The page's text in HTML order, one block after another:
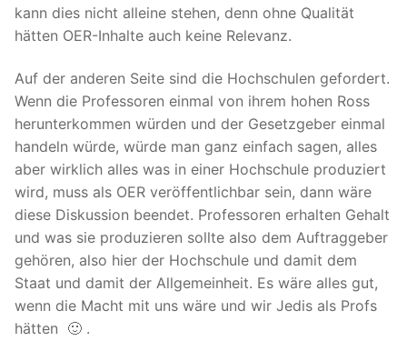
kann dies nicht alleine stehen, denn ohne Qualität
hätten OER-Inhalte auch keine Relevanz.
Auf der anderen Seite sind die Hochschulen gefordert.
Wenn die Professoren einmal von ihrem hohen Ross
herunterkommen würden und der Gesetzgeber einmal
handeln würde, würde man ganz einfach sagen, alles
aber wirklich alles was in einer Hochschule produziert
wird, muss als OER veröffentlichbar sein, dann wäre
diese Diskussion beendet. Professoren erhalten Gehalt
und was sie produzieren sollte also dem Auftraggeber
gehören, also hier der Hochschule und damit dem
Staat und damit der Allgemeinheit. Es wäre alles gut,
wenn die Macht mit uns wäre und wir Jedis als Profs
hätten 🙂 .